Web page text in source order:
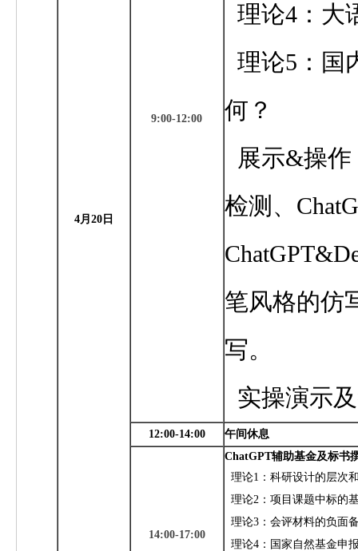
4月20日
9:00-12:00
理论4：大
理论5：国
何？
展示&操作
检测 、
笔风格的仿
写。
实操演示
12:00-14:00 午间休息
14:00-17:00
ChatGPT辅助基金及标书
理论1：科研设计的层次
理论2：项目课题中标的
理论3：会评材料的负面
理论4：国家自然基金申